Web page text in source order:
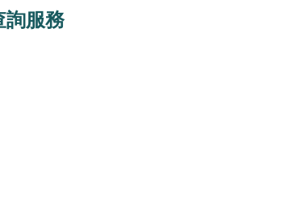
詢服務